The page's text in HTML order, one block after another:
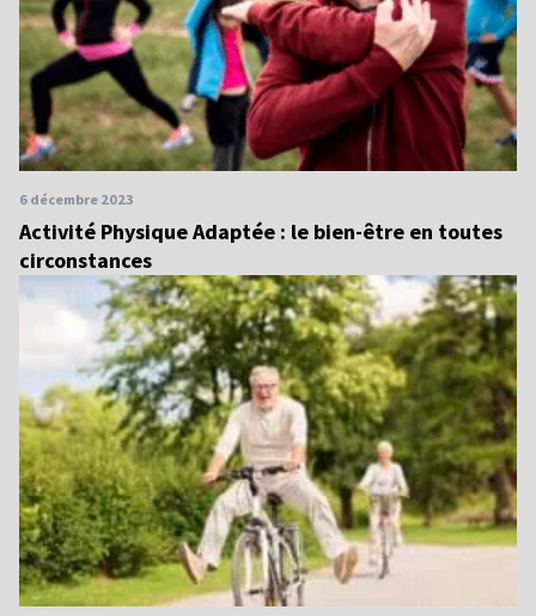
6 décembre 2023
Activité Physique Adaptée : le bien-être en toutes
circonstances